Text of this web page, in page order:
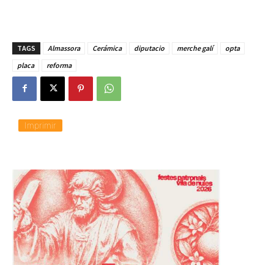
TAGS Almassora Cerámica diputacio merche galí
opta
placa
reforma
Imprimir